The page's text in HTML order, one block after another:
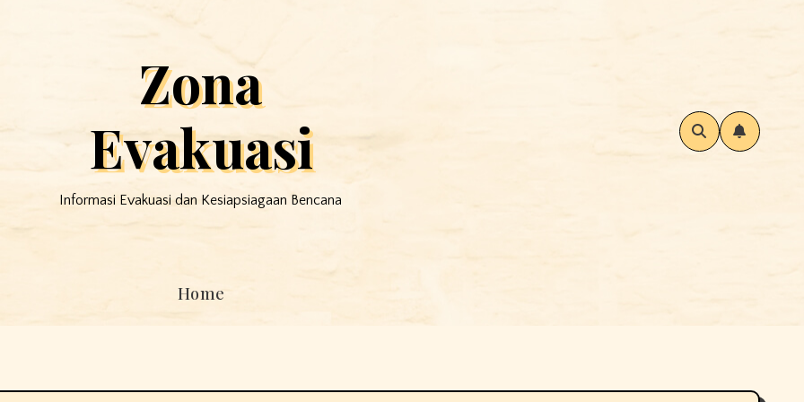
Zona
Evakuasi
Informasi Evakuasi dan Kesiapsiagaan Bencana
Home